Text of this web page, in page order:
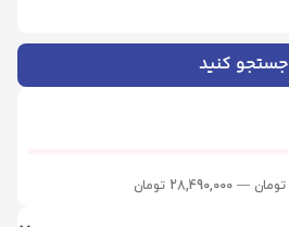
جستجو کنید
تومان —
28,490,000 تومان